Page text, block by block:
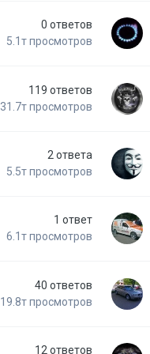
0 ответов
5.1т просмотров
119 ответов
31.7т просмотров
2 ответа
5.5т просмотров
1 ответ
6.1т просмотров
40 ответов
19.8т просмотров
12 ответов